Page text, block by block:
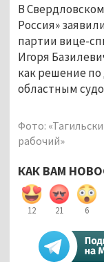
В
Россия»
партии вице-
Игоря
как решение
областным
Фото:
рабочий»
КАК ВАМ
12 21 6